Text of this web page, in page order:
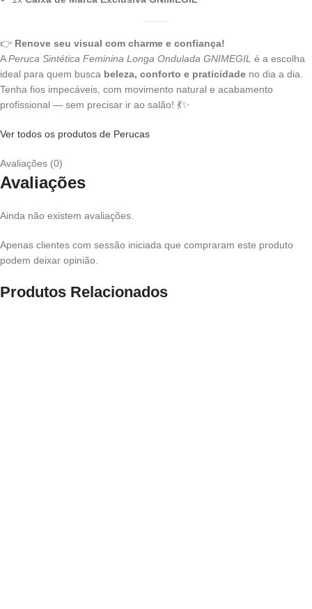
👉 Renove seu visual com charme e confiança!
APeruca Sintética Feminina Longa Ondulada GNIMEGIL é a escolha
ideal para quem busca beleza, conforto e praticidade no dia a dia.
Tenha fios impecáveis, com movimento natural e acabamento
profissional — sem precisar ir ao salão! 💃✨
Ver todos os produtos de Perucas
Avaliações (0)
Avaliações
Ainda não existem avaliações.
Apenas clientes com sessão iniciada que compraram este produto
podem deixar opinião.
Produtos Relacionados